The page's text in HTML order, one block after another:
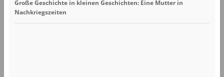
Große Geschichte in kleinen Geschichten: Eine Mutter in
Nachkriegszeiten